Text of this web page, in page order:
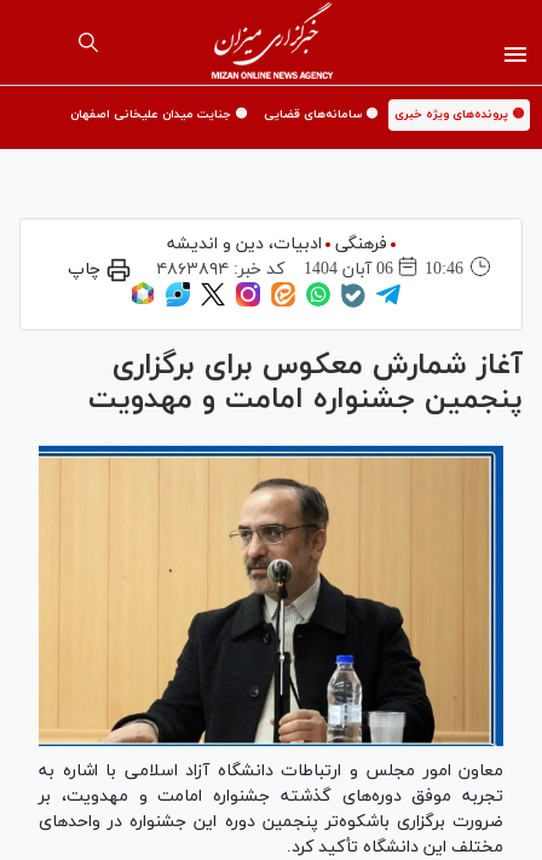
🟡 پرونده‌های ویژه خبری 🟡 سامانه‌های قضایی 🟡 جنایت میدان علیخانی اصفهان
فرهنگی
ادبیات، دین و اندیشه
10:46
06 آبان 1404 کد خبر:۴۸۶۳۸۹۴ چاپ
آغاز شمارش معکوس برای برگزاری
پنجمین جشنواره امامت و مهدویت
معاون امور مجلس و ارتباطات دانشگاه آزاد اسلامی با اشاره به
تجربه موفق دوره‌های گذشته جشنواره امامت و مهدویت، بر
ضرورت برگزاری باشکوه‌تر پنجمین دوره این جشنواره در واحد‌های
مختلف این دانشگاه تأکید کرد.